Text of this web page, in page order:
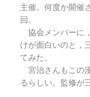
主催。何度か開催
回。
協会メンバーに
けが面白いのと，
てみた。
宮治さんもこの
るらしい。監修が